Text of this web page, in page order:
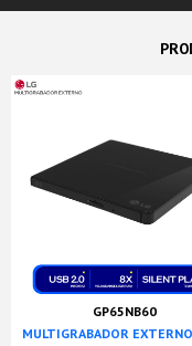
GP65NB60
MULTIGRABADOR